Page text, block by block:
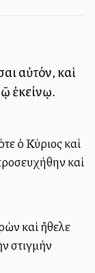
αὐτόν, καὶ
ἐκείνῳ.
ὁ Κύριος καὶ
καὶ
καὶ ἤθελε
στιγμὴν